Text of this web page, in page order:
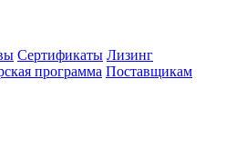
Сертификаты Лизинг
программа Поставщикам